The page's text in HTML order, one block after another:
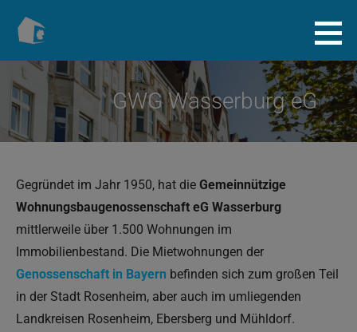
Inhalt
Baugenossenschaft.info
GWG Wasserburg eG
Gegründet im Jahr 1950, hat die Gemeinnützige
Wohnungsbaugenossenschaft eG Wasserburg
mittlerweile über 1.500 Wohnungen im
Immobilienbestand. Die Mietwohnungen der
Genossenschaft in Bayern befinden sich zum großen Teil
in der Stadt Rosenheim, aber auch im umliegenden
Landkreisen Rosenheim, Ebersberg und Mühldorf.